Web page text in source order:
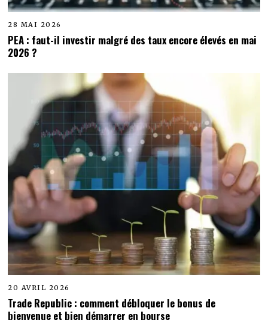
28 MAI 2026
PEA : faut-il investir malgré des taux encore élevés en mai
2026 ?
20 AVRIL 2026
Trade Republic : comment débloquer le bonus de
bienvenue et bien démarrer en bourse